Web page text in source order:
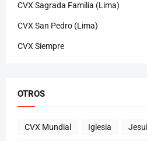
CVX Sagrada Familia (Lima)
CVX San Pedro (Lima)
CVX Siempre
OTROS
CVX Mundial Iglesia